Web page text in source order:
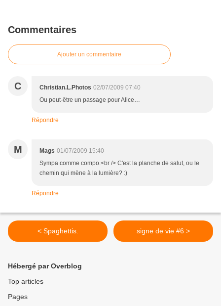
Commentaires
Ajouter un commentaire
C Christian.L.Photos 02/07/2009 07:40
Ou peut-être un passage pour Alice…
Répondre
M Mags 01/07/2009 15:40
Sympa comme compo.<br /> C'est la planche de salut, ou le
chemin qui mène à la lumière? :)
Répondre
< Spaghettis. signe de vie #6 >
Hébergé par Overblog
Top articles
Pages